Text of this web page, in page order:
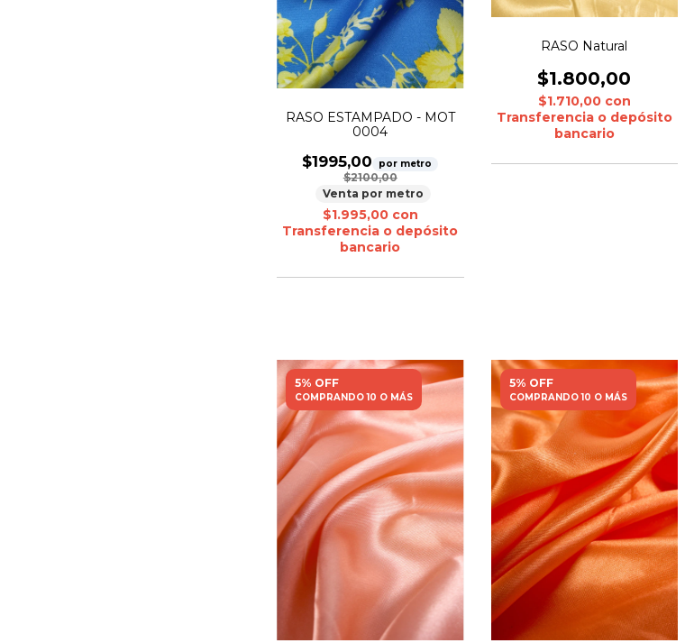
RASO ESTAMPADO - MOT
0004
$1995,00 por metro
$2100,00
Venta por metro
$1.995,00 con
Transferencia o depósito
bancario
RASO Natural
$1.800,00
$1.710,00 con
Transferencia o depósito
bancario
5% OFF
COMPRANDO 10 O MÁS
5% OFF
COMPRANDO 10 O MÁS